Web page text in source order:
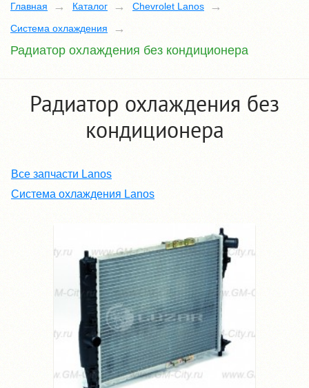
Главная Каталог
Chevrolet Lanos
Система охлаждения
Радиатор охлаждения без кондиционера
Радиатор охлаждения без
кондиционера
Все запчасти Lanos
Система охлаждения Lanos